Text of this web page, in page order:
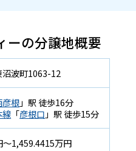
ーの分譲地概要
沼波町1063-12
彦根」駅 徒歩16分
線 「彦根口 」駅 徒歩15分
1,459.4415万円